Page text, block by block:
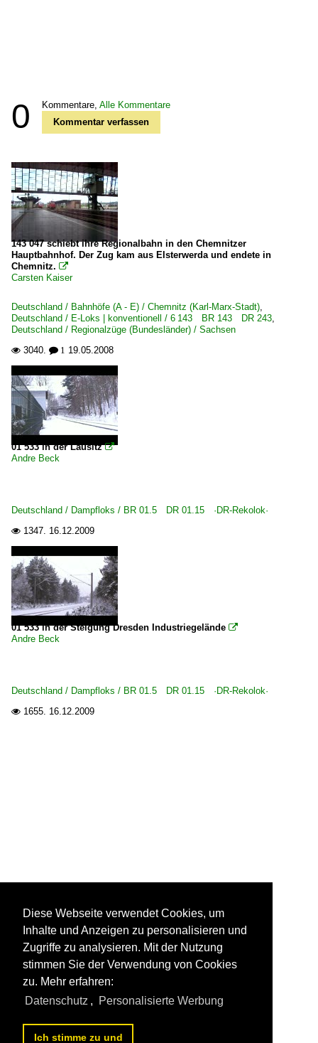
0 Kommentare, Alle Kommentare
Kommentar verfassen
143 047 schiebt ihre Regionalbahn in den Chemnitzer
Hauptbahnhof. Der Zug kam aus Elsterwerda und endete in
Chemnitz. 
Carsten Kaiser
Deutschland / Bahnhöfe (A - E) / Chemnitz (Karl-Marx-Stadt),
Deutschland / E-Loks | konventionell / 6 143 BR 143 DR 243,
Deutschland / Regionalzüge (Bundesländer) / Sachsen
 3040.  1 19.05.2008
01 533 in der Lausitz 
Andre Beck
Deutschland / Dampfloks / BR 01.5 DR 01.15 ·DR-Rekolok·
 1347. 16.12.2009
01 533 in der Steigung Dresden Industriegelände 
Andre Beck
Deutschland / Dampfloks / BR 01.5 DR 01.15 ·DR-Rekolok·
 1655. 16.12.2009
Diese Webseite verwendet Cookies, um
Inhalte und Anzeigen zu personalisieren und
Zugriffe zu analysieren. Mit der Nutzung
stimmen Sie der Verwendung von Cookies
zu. Mehr erfahren:
Datenschutz , Personalisierte Werbung
Ich stimme zu und